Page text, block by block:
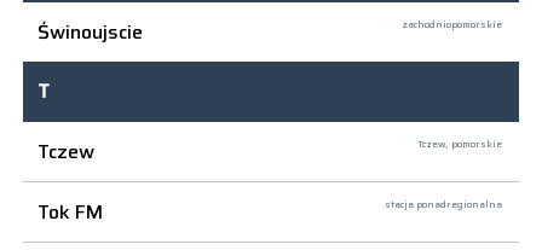
Świnoujscie
zachodniopomorskie
T
Tczew
Tczew, pomorskie
Tok FM stacja ponadregionalna